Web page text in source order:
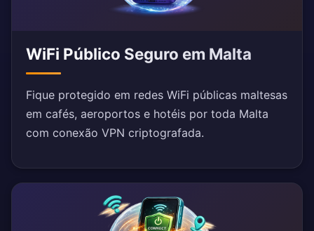
WiFi Público Seguro em Malta
Fique protegido em redes WiFi públicas maltesas
em cafés, aeroportos e hotéis por toda Malta
com conexão VPN criptografada.